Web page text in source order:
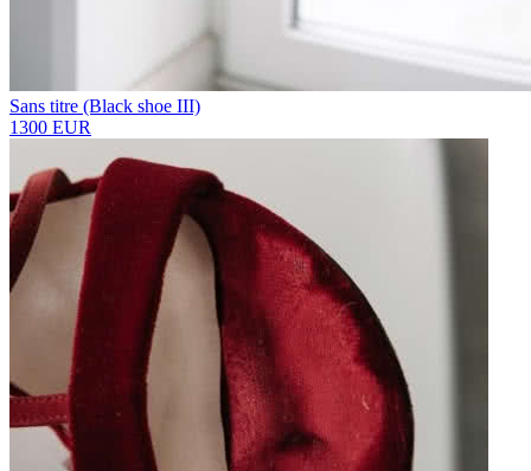
Sans titre (Black shoe III)
1300 EUR